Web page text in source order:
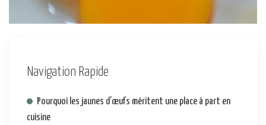
Navigation Rapide
Pourquoi les jaunes d’œufs méritent une place à part en
cuisine